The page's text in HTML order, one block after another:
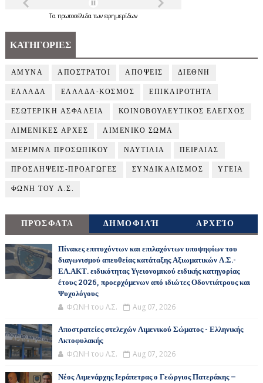
Τα πρωτοσέλιδατων εφημερίδων
ΚΑΤΗΓΟΡΙΕΣ
ΑΜΥΝΑ ΑΠΟΣΤΡΑΤΟΙ ΑΠΟΨΕΙΣ ΔΙΕΘΝΗ
ΕΛΛΑΔΑ ΕΛΛΑΔΑ-ΚΟΣΜΟΣ ΕΠΙΚΑΙΡΟΤΗΤΑ
ΕΣΩΤΕΡΙΚΗ ΑΣΦΑΛΕΙΑ ΚΟΙΝΟΒΟΥΛΕΥΤΙΚΟΣ ΕΛΕΓΧΟΣ
ΛΙΜΕΝΙΚΕΣ ΑΡΧΕΣ ΛΙΜΕΝΙΚΟ ΣΩΜΑ
ΜΕΡΙΜΝΑ ΠΡΟΣΩΠΙΚΟΥ ΝΑΥΤΙΛΙΑ ΠΕΙΡΑΙΑΣ
ΠΡΟΣΛΗΨΕΙΣ-ΠΡΟΑΓΩΓΕΣ ΣΥΝΔΙΚΑΛΙΣΜΟΣ ΥΓΕΙΑ
ΦΩΝΗ ΤΟΥ Λ.Σ.
ΠΡΌΣΦΑΤΑ ΔΗΜΟΦΙΛΉ ΑΡΧΕΊΟ
Πίνακες επιτυχόντων και επιλαχόντων υποψηφίων του
διαγωνισμού απευθείας κατάταξης Αξιωματικών Λ.Σ.-
ΕΛ.ΑΚΤ. ειδικότητας Υγειονομικού ειδικής κατηγορίας
έτους 2026, προερχόμενων από ιδιώτες Οδοντιάτρους και
Ψυχολόγους
ΦΩΝΗ του Λ.Σ. Aug 07, 2026
Αποστρατείες στελεχών Λιμενικού Σώματος - Ελληνικής
Ακτοφυλακής
ΦΩΝΗ του Λ.Σ. Aug 07, 2026
Νέος Λιμενάρχης Ιεράπετρας ο Γεώργιος Πατεράκης –